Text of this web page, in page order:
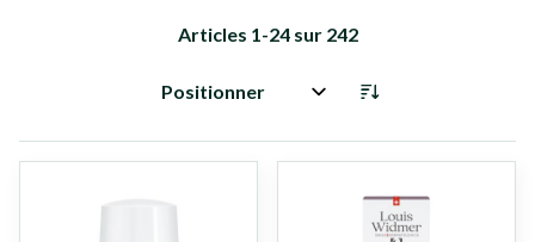
Articles 1-24sur 242
Trier par: